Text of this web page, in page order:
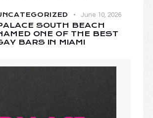
June 10, 2026
SOUTH BEACH
ONE OF THE BEST
BARS IN MIAMI